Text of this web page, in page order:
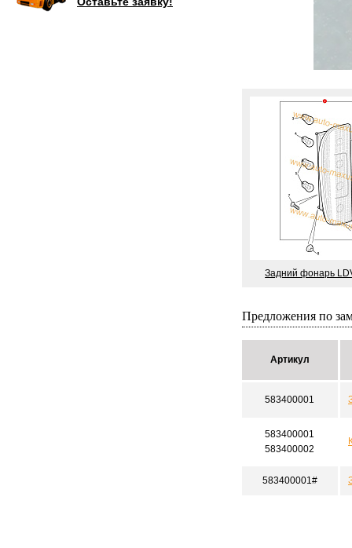
Задний фонарь
Предложения по
Артикул
583400001
583400001
583400002
583400001#